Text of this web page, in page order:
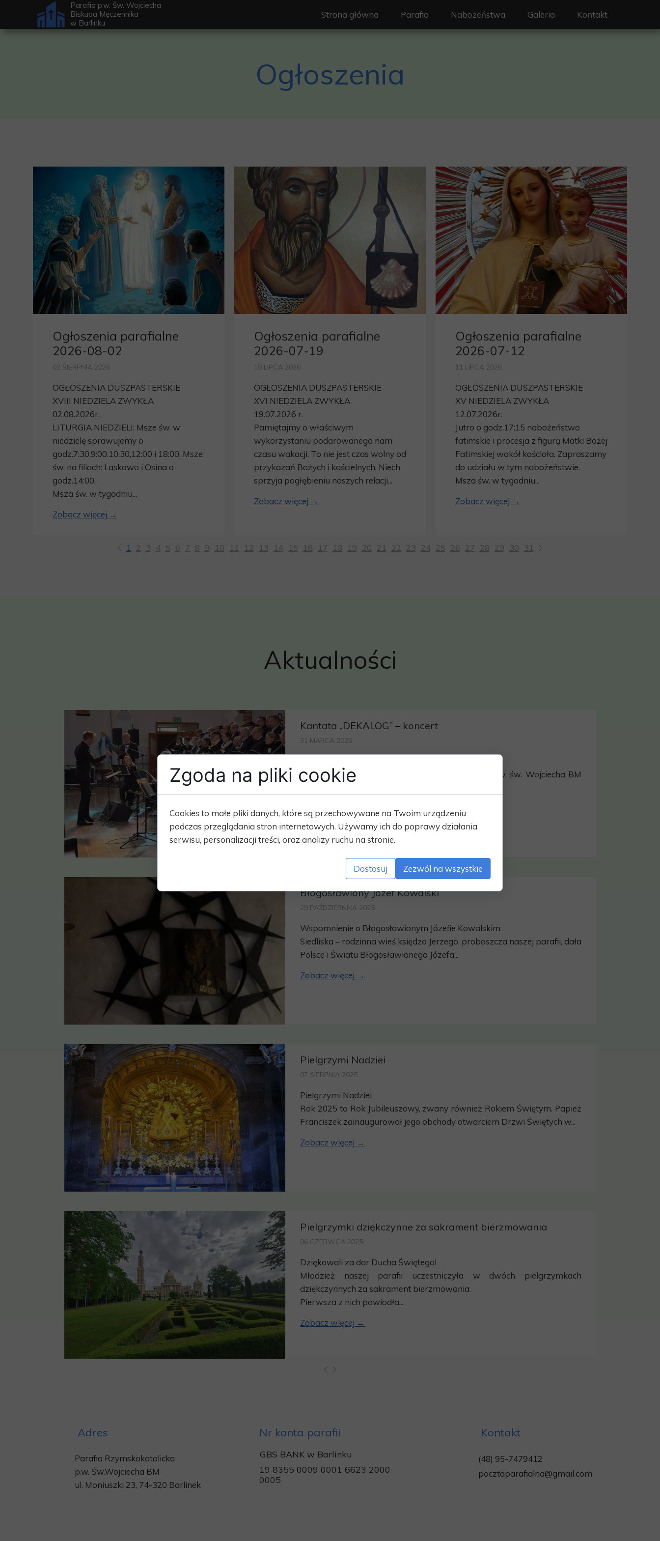
Parafia p.w. Św. Wojciecha
Biskupa Męczennika
w Barlinku
Strona główna Parafia
Wspólnoty
Standardy ochrony dzieci
Nabożeństwa Galeria Kontakt
Ogłoszenia
Ogłoszenia parafialne
2026-08-02
02 SIERPNIA 2026
OGŁOSZENIA DUSZPASTERSKIE
XVIII NIEDZIELA ZWYKŁA
02.08.2026r.
LITURGIA NIEDZIELI: Msze św. w
niedzielę sprawujemy o
godz.7:30,9:00.10:30,12:00 i 18:00. Msze
św. na filiach: Laskowo i Osina o
godz.14:00,
Msza św. w tygodniu...
Zobacz więcej →
Ogłoszenia parafialne
2026-07-19
19 LIPCA 2026
OGŁOSZENIA DUSZPASTERSKIE
XVI NIEDZIELA ZWYKŁA
19.07.2026 r.
Pamiętajmy o właściwym
wykorzystaniu podarowanego nam
czasu wakacji. To nie jest czas wolny od
przykazań Bożych i kościelnych. Niech
sprzyja pogłębieniu naszych relacji...
Zobacz więcej →
Ogłoszenia parafialne
2026-07-12
11 LIPCA 2026
OGŁOSZENIA DUSZPASTERSKIE
XV NIEDZIELA ZWYKŁA
12.07.2026r.
Jutro o godz.17:15 nabożeństwo
fatimskie i procesja z figurą Matki Bożej
Fatimskiej wokół kościoła. Zapraszamy
do udziału w tym nabożeństwie.
Msza św. w tygodniu...
Zobacz więcej →
1 2 3 4 5 6 7 8 9 10 11 12 13 14 15 16 17 18 19 20 21 22 23 24 25 26 27 28 29 30 31
Aktualności
Kantata „DEKALOG” – koncert
31 MARCA 2026
W niedzielne popołudnie w barlineckim kościele pw. św. Wojciecha BM
Zobacz więcej →
Błogosławiony Józef Kowalski
29 PAŹDZIERNIKA 2025
Wspomnienie o Błogosławionym Józefie Kowalskim.
Siedliska – rodzinna wieś księdza Jerzego, proboszcza naszej parafii, dała
Polsce i Światu Błogosławionego Józefa...
Zobacz więcej →
Pielgrzymi Nadziei
07 SIERPNIA 2025
Pielgrzymi Nadziei
Rok 2025 to Rok Jubileuszowy, zwany również Rokiem Świętym. Papież
Franciszek zainaugurował jego obchody otwarciem Drzwi Świętych w...
Zobacz więcej →
Pielgrzymki dziękczynne za sakrament bierzmowania
06 CZERWCA 2025
Dziękowali za dar Ducha Świętego!
Młodzież naszej parafii uczestniczyła w dwóch pielgrzymkach
dziękczynnych za sakrament bierzmowania.
Pierwsza z nich powiodła...
Zobacz więcej →
Adres Kontakt
Parafia Rzymskokatolicka
p.w. Św.Wojciecha BM
ul. Moniuszki 23, 74-320 Barlinek
(48) 95-7479412
pocztaparafialna@gmail.com
Nr konta parafii
GBS BANK w Barlinku
19 8355 0009 0001 6623 2000
0005
Zgoda na pliki cookie
Cookies to małe pliki danych, które są przechowywane na Twoim urządzeniu
podczas przeglądania stron internetowych. Używamy ich do poprawy działania
serwisu, personalizacji treści, oraz analizy ruchu na stronie.
Dostosuj Zezwól na wszystkie